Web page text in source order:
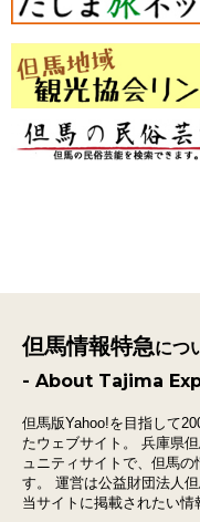
但馬情報特急につ
- About Tajima
但馬版Yahoo!を目指して
たウェブサイト。
兵庫県
ュニティサイトで、 但馬の
す。
運営は公益財団法人
当サイトに掲載されたい情